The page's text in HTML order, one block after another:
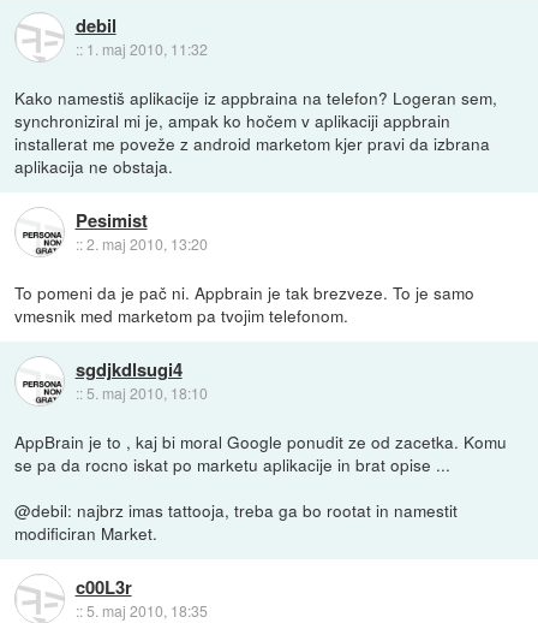
debil
:: 1. maj 2010, 11:32
Kako namestiš aplikacije iz appbraina na telefon? Logeran sem,
synchroniziral mi je, ampak ko hočem v aplikaciji appbrain
installerat me poveže z android marketom kjer pravi da izbrana
aplikacija ne obstaja.
Pesimist
::2. maj 2010, 13:20
To pomeni da je pač ni. Appbrain je tak brezveze. To je samo
vmesnik med marketom pa tvojim telefonom.
sgdjkdlsugi4
:: 5. maj 2010, 18:10
AppBrain je to , kaj bi moral Google ponudit ze od zacetka. Komu
se pa da rocno iskat po marketu aplikacije in brat opise ...
@debil: najbrz imas tattooja, treba ga bo rootat in namestit
modificiran Market.
c00L3r
::5. maj 2010, 18:35